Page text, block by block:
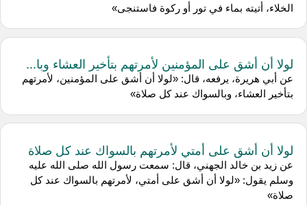
الخلاء، أتيته بماء في تور أو ركوة فاستنجى»
لولا أن أشق على المؤمنين لأمرتهم بتأخير العشاء وبا...
عن أبي هريرة، يرفعه، قال: «لولا أن أشق على المؤمنين، لأمرتهم
بتأخير العشاء، وبالسواك عند كل صلاة»
لولا أن أشق على أمتي لأمرتهم بالسواك عند كل صلاة
عن زيد بن خالد الجهني، قال: سمعت رسول الله صلى الله عليه
وسلم يقول: «لولا أن أشق على أمتي، لأمرتهم بالسواك عند كل
صلاة»